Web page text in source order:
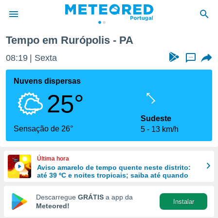
da
foi
fornecidas
a este
das
e
forma
digital
Tempo em Rurópolis - PA
08:19 Sexta ...
Nuvens dispersas
25°
Sensação de 26°
Sudeste
5
13 km/h
Última hora
Aviso amarelo de tempo quente neste distrito:
até 39 ºC e noites tropicais; saiba até quando
Descarregue GRÁTIS a app da
Meteored!
Instalar